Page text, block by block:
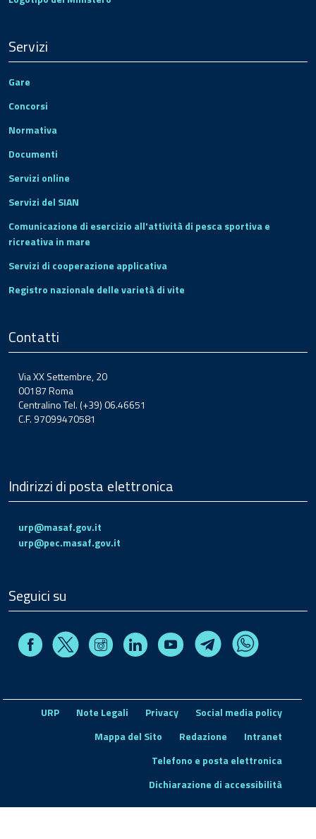
Servizi
Gare
Concorsi
Normativa
Documenti
Servizi online
Servizi del SIAN
Comunicazione di esercizio all'attività di pesca sportiva e
ricreativa in mare
Servizi di cooperazione applicativa
Registro nazionale delle varietà di vite
Contatti
Via XX Settembre, 20
00187 Roma
Centralino Tel. (+39) 06.46651
C.F. 97099470581
Indirizzi di posta elettronica
urp@masaf.gov.it
urp@pec.masaf.gov.it
Seguici su
FacebookX InstagramLinkedin Youtube TelegramWhatsapp
URP Note Legali Privacy
Social media policy
Mappa del Sito
Redazione
Intranet
Telefono e posta elettronica
Dichiarazione di accessibilità